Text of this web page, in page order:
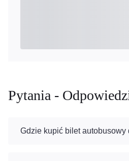
Pytania -
Gdzie kupić bilet autobusowy